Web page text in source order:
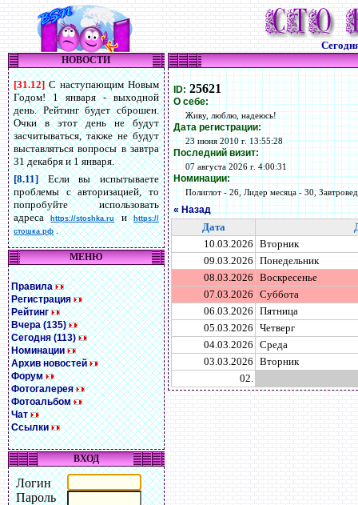
НОВОСТИ
[31.12]С наступающим Новым
Годом! 1 января - выходной
день. Рейтинг будет сброшен.
Очки в этот день не будут
засчитываться, также не будут
выставляться вопросы в завтра
31 декабря и 1 января.
[8.11]Если вы испытываете
проблемы с авторизацией, то
попробуйте использовать
адресаhttps://stoshka.ruиhttps://
стошка.рф.
МЕНЮ
Правила
Регистрация
Рейтинг
Вчера (135)
Сегодня (113)
Номинации
Архив новостей
Форум
Фотогалерея
Фотоальбом
Чат
Ссылки
ВХОД
Логин
Пароль
ID: 25621
О себе:
Живу, люблю, надеюсь!
Дата регистрации:
23 июня 2010 г. 13:55:28
Последний визит:
07 августа 2026 г. 4:00:31
Номинации:
Полиглот - 26, Лидер месяца - 30,
« Назад
Дата
10.03.2026 Вторник
09.03.2026 Понедельник
08.03.2026 Воскресенье
07.03.2026 Суббота
06.03.2026 Пятница
05.03.2026 Четверг
04.03.2026 Среда
03.03.2026 Вторник
02.